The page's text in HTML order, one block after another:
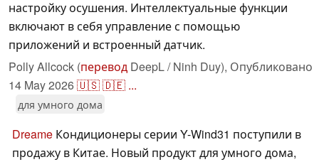
настройку осушения. Интеллектуальные функции
включают в себя управление с помощью
приложений и встроенный датчик.
Polly Allcock (перевод DeepL / Ninh Duy), Опубликовано
14 May 2026🇺🇸🇩🇪 ...
для умного дома
Dreame Кондиционеры серии Y-Wind31 поступили в
продажу в Китае. Новый продукт для умного дома,